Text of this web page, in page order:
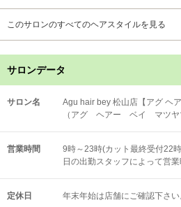
このサロンのすべてのヘアスタイルを見る
サロンデータ
サロン名
Agu hair bey 松山店【アグ ヘア
（アグ ヘアー ベイ マツヤ
営業時間
9時～23時(カット最終受付22
日の出勤スタッフによって営業
定休日 年末年始は店舗にご確認下さい